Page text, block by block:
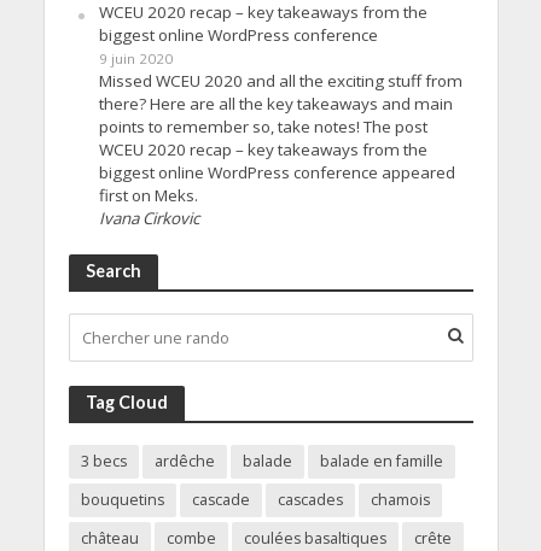
WCEU 2020 recap – key takeaways from the
biggest online WordPress conference
9 juin 2020
Missed WCEU 2020 and all the exciting stuff from
there? Here are all the key takeaways and main
points to remember so, take notes! The post
WCEU 2020 recap – key takeaways from the
biggest online WordPress conference appeared
first on Meks.
Ivana Cirkovic
Search
Tag Cloud
3 becs ardêche balade
balade en famille
bouquetins
cascade cascades
chamois
château
combe coulées basaltiques
crête